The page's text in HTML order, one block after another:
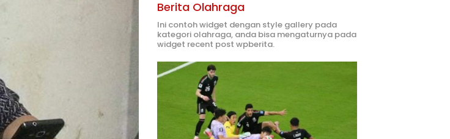
Berita Olahraga
Ini contoh widget dengan style gallery pada
kategori olahraga, anda bisa mengaturnya pada
widget recent post wpberita.